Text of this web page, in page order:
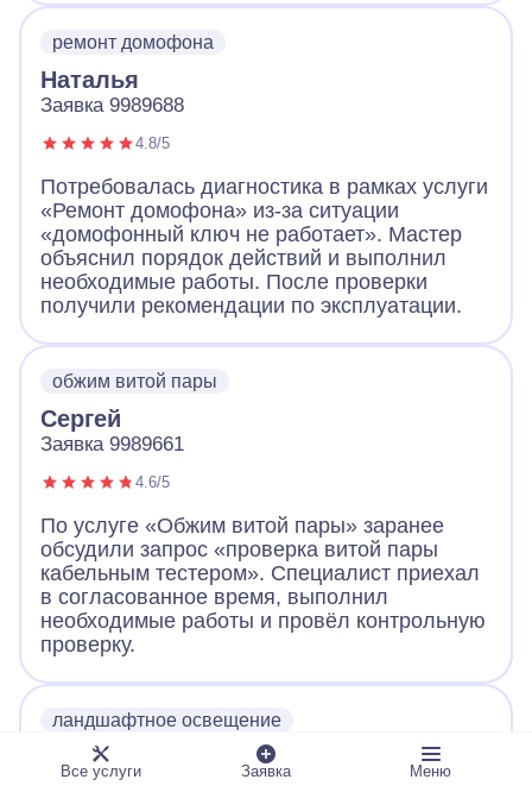
ремонт домофона
Наталья
Заявка 9989688
4.8/5
Потребовалась диагностика в рамках услуги
«Ремонт домофона» из-за ситуации
«домофонный ключ не работает». Мастер
объяснил порядок действий и выполнил
необходимые работы. После проверки
получили рекомендации по эксплуатации.
обжим витой пары
Сергей
Заявка 9989661
4.6/5
По услуге «Обжим витой пары» заранее
обсудили запрос «проверка витой пары
кабельным тестером». Специалист приехал
в согласованное время, выполнил
необходимые работы и провёл контрольную
проверку.
ландшафтное освещение
Андрей
Заявка 9989643
Все услуги Заявка Меню